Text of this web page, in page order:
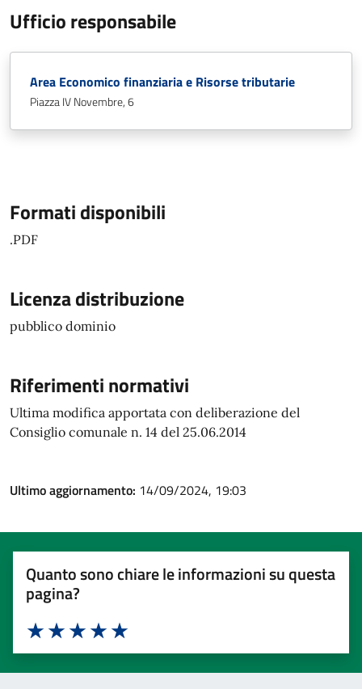
Ufficio responsabile
Area Economico finanziaria e Risorse tributarie
Piazza IV Novembre, 6
Formati disponibili
.PDF
Licenza distribuzione
pubblico dominio
Riferimenti normativi
Ultima modifica apportata con deliberazione del
Consiglio comunale n. 14 del 25.06.2014
Ultimo aggiornamento: 14/09/2024, 19:03
Quanto sono chiare le informazioni su questa
pagina?
Valuta 5 stelle su 5
Valuta 4 stelle su 5
Valuta 3 stelle su 5
Valuta 2 stelle su 5
Valuta 1 stelle su 5